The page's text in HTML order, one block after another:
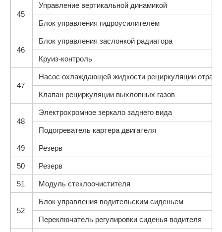
45
Управление вертикальной динамикой
Блок управления гидроусилителем
46
Блок управления заслонкой радиатора
Круиз-контроль
47
Насос охлаждающей жидкости рециркуляции
Клапан рециркуляции выхлопных газов
48
Электрохромное зеркало заднего вида
Подогреватель картера двигателя
49 Резерв
50 Резерв
51 Модуль стеклоочистителя
52
Блок управления водительским сиденьем
Переключатель регулировки сиденья водителя